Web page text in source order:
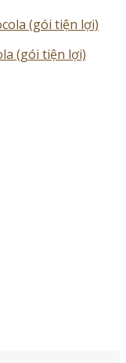
(gói tiện lợi)